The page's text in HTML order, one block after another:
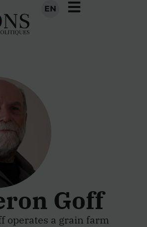
EN
Goff
operates a grain farm